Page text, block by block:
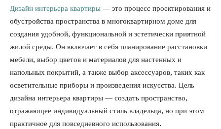
Дизайн интерьера квартиры — это процесс проектирования и
обустройства пространства в многоквартирном доме для
создания удобной, функциональной и эстетически приятной
жилой среды. Он включает в себя планирование расстановки
мебели, выбор цветов и материалов для настенных и
напольных покрытий, а также выбор аксессуаров, таких как
осветительные приборы и произведения искусства. Цель
дизайна интерьера квартиры — создать пространство,
отражающее индивидуальный стиль владельца, но при этом
практичное для повседневного использования.